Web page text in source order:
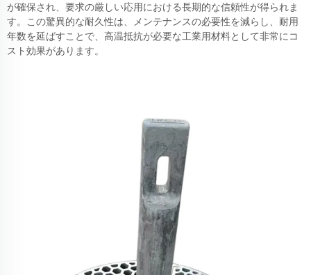
が確保され、要求の厳しい応用における長期的な信頼性が得られま
す。この驚異的な耐久性は、メンテナンスの必要性を減らし、耐用
年数を延ばすことで、高温抵抗が必要な工業用材料として非常にコ
スト効果があります。